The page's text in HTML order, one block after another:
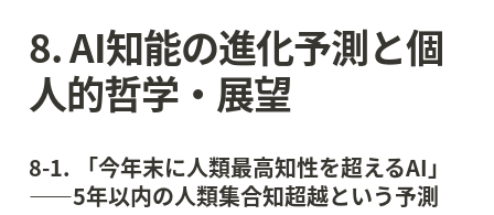
8. AI知能の進化予測と個
人的哲学・展望
8-1. 「今年末に人類最高知性を超えるAI」
——5年以内の人類集合知超越という予測